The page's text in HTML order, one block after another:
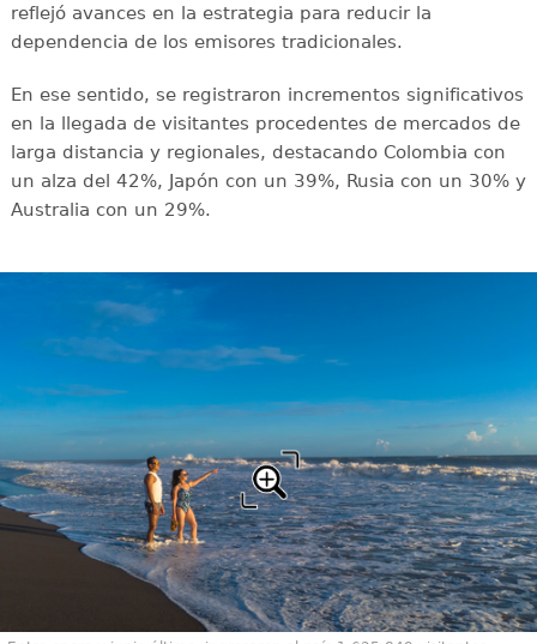
reflejó avances en la estrategia para reducir la
dependencia de los emisores tradicionales.
En ese sentido, se registraron incrementos significativos
en la llegada de visitantes procedentes de mercados de
larga distancia y regionales, destacando Colombia con
un alza del 42%, Japón con un 39%, Rusia con un 30% y
Australia con un 29%.